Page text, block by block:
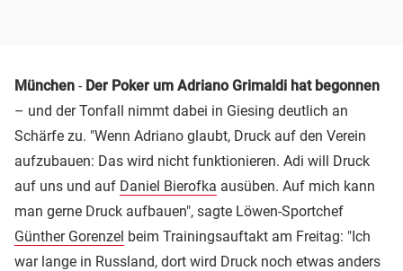
München - Der Poker um Adriano Grimaldi hat begonnen
– und der Tonfall nimmt dabei in Giesing deutlich an
Schärfe zu. "Wenn Adriano glaubt, Druck auf den Verein
aufzubauen: Das wird nicht funktionieren. Adi will Druck
auf uns und auf Daniel Bierofka ausüben. Auf mich kann
man gerne Druck aufbauen", sagte Löwen-Sportchef
Günther Gorenzel beim Trainingsauftakt am Freitag: "Ich
war lange in Russland, dort wird Druck noch etwas anders